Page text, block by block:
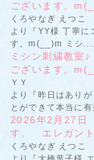
ございます。
くろやなぎ えつこ
より『YY様 丁寧に
す。m(__)m ミシ
ミシン刺繍教室
ございます。
ＹＹ
より『昨日はあり
とができて本当に
2026年2月27日
す。 エレガント
くろやなぎ えつこ